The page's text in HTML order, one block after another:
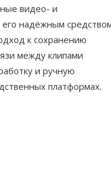
видео- и
надёжным
к сохранению
между клипами
и ручную
платформах.